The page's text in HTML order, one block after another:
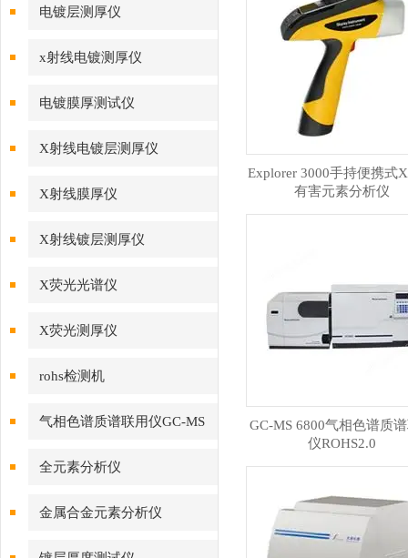
电镀层测厚仪
x射线电镀测厚仪
电镀膜厚测试仪
X射线电镀层测厚仪
X射线膜厚仪
X射线镀层测厚仪
X荧光光谱仪
X荧光测厚仪
rohs检测机
气相色谱质谱联用仪GC-MS
全元素分析仪
金属合金元素分析仪
Explorer 3000手持便携式
有害元素分析仪
GC-MS 6800气相色谱质
仪ROHS2.0